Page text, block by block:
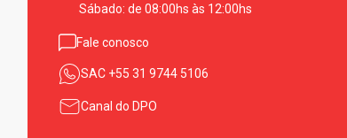
Sábado: de 08:00hs às 12:00hs
Fale conosco
SAC +55 31 9744 5106
Canal do DPO